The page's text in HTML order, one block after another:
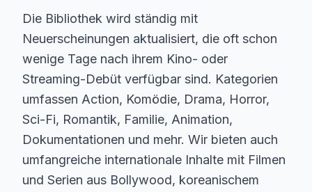
Die Bibliothek wird ständig mit
Neuerscheinungen aktualisiert, die oft schon
wenige Tage nach ihrem Kino- oder
Streaming-Debüt verfügbar sind. Kategorien
umfassen Action, Komödie, Drama, Horror,
Sci-Fi, Romantik, Familie, Animation,
Dokumentationen und mehr. Wir bieten auch
umfangreiche internationale Inhalte mit Filmen
und Serien aus Bollywood, koreanischem